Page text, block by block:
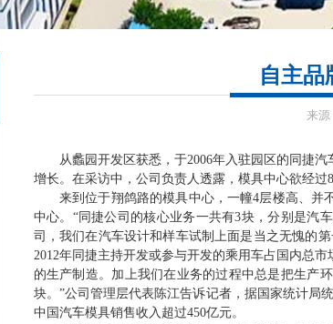
自主品
来源
从蠡园开发区获悉，于2006年入驻园区的同捷汽
增长。在采访中，公司负责人透露，模具中心欲经过
来到位于翔鸽路的模具中心，一幢4层楼高、并
中心。“同捷公司的核心业务一共有3块，分别是汽
司，我们在汽车设计和样车试制上面是当之无愧的
2012年同捷主持开发或参与开发的乘用车占国内总
的生产制造。加上我们在业务的过程中总是把生产
块。”公司管理层代表陈江告诉记者，据国家统计局
中国汽车模具销售收入超过450亿元。